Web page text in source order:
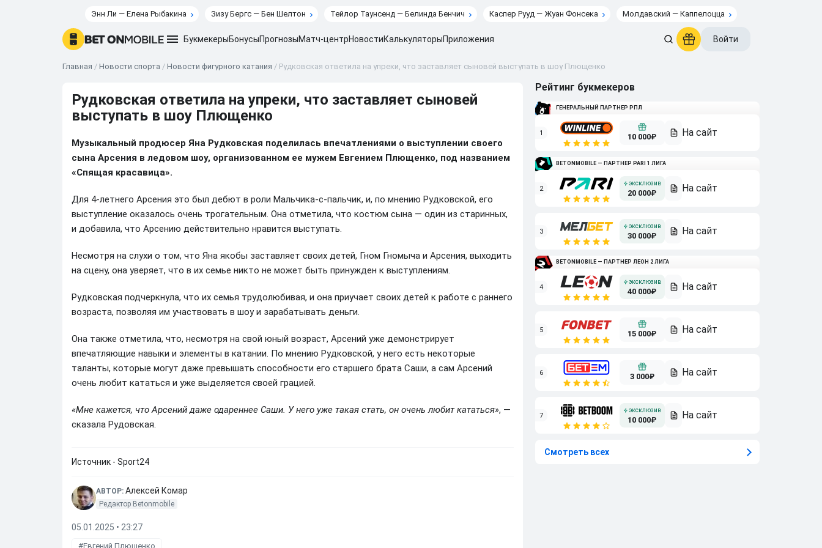
Энн Ли — Елена Рыбакина Зизу Бергс — Бен Шелтон Тейлор Таунсенд — Белинда Бенчич Каспер Рууд — Жуан Фонсека Молдавский — Каппелоцца
БукмекерыБонусыПрогнозыМатч-центрНовостиКалькуляторыПриложения Войти
Главная / Новости спорта / Новости фигурного катания / Рудковская ответила на упреки, что заставляет сыновей выступать в шоу Плющенко
Рудковская ответила на упреки, что заставляет сыновей
выступать в шоу Плющенко
Музыкальный продюсер Яна Рудковская поделилась впечатлениями о выступлении своего
сына Арсения в ледовом шоу, организованном ее мужем Евгением Плющенко, под названием
«Спящая красавица».
Для 4-летнего Арсения это был дебют в роли Мальчика-с-пальчик, и, по мнению Рудковской, его
выступление оказалось очень трогательным. Она отметила, что костюм сына — один из старинных,
и добавила, что Арсению действительно нравится выступать.
Несмотря на слухи о том, что Яна якобы заставляет своих детей, Гном Гномыча и Арсения, выходить
на сцену, она уверяет, что в их семье никто не может быть принужден к выступлениям.
Рудковская подчеркнула, что их семья трудолюбивая, и она приучает своих детей к работе с раннего
возраста, позволяя им участвовать в шоу и зарабатывать деньги.
Она также отметила, что, несмотря на свой юный возраст, Арсений уже демонстрирует
впечатляющие навыки и элементы в катании. По мнению Рудковской, у него есть некоторые
таланты, которые могут даже превышать способности его старшего брата Саши, а сам Арсений
очень любит кататься и уже выделяется своей грацией.
«Мне кажется, что Арсений даже одареннее Саши. У него уже такая стать, он очень любит кататься», —
сказала Рудовская.
Источник - Sport24
АВТОР: Алексей Комар
Редактор Betonmobile
05.01.2025 • 23:27
Евгений Плющенко
Рейтинг букмекеров
ГЕНЕРАЛЬНЫЙ ПАРТНЕР РПЛ
1 10 000₽
BETONMOBILE — ПАРТНЕР PARI 1 ЛИГА
2 20 000₽
3 30 000₽
BETONMOBILE — ПАРТНЕР ЛЕОН 2 ЛИГА
4 40 000₽
5 15 000₽
6 3 000₽
7 10 000₽
Смотреть всех